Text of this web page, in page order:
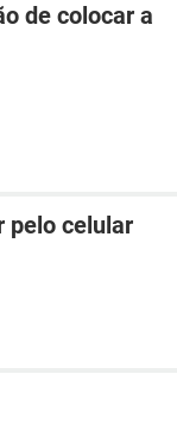
de colocar a
pelo celular